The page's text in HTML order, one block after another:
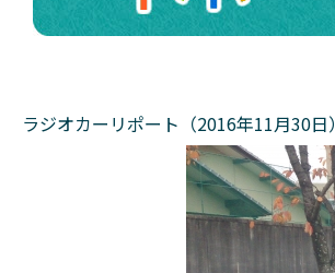
ラジオカーリポート（2016年11月30日）